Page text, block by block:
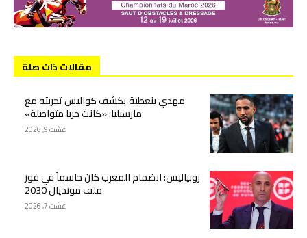
مقالات ذات صلة
مهدي بنعطية يكشف كواليس تجربته مع
مارسيليا: «كانت حربا متواصلة»
غشت 9, 2026
روبياليس: انضمام المغرب كان حاسماً في فوز
ملف مونديال 2030
غشت 7, 2026